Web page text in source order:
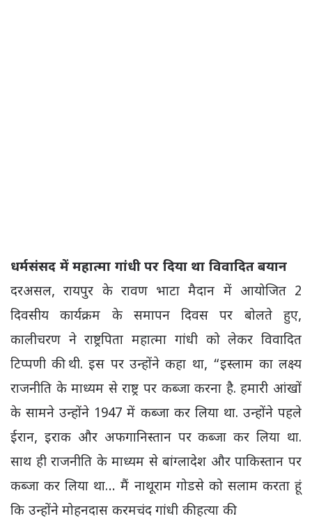
धर्मसंसद में महात्मा गांधी पर दिया था विवादित बयान
दरअसल, रायपुर के रावण भाटा मैदान में आयोजित 2
दिवसीय कार्यक्रम के समापन दिवस पर बोलते हुए,
कालीचरण ने राष्ट्रपिता महात्मा गांधी को लेकर विवादित
टिप्पणी की थी. इस पर उन्होंने कहा था, “इस्लाम का लक्ष्य
राजनीति के माध्यम से राष्ट्र पर कब्जा करना है. हमारी आंखों
के सामने उन्होंने 1947 में कब्जा कर लिया था. उन्होंने पहले
ईरान, इराक और अफगानिस्तान पर कब्जा कर लिया था.
साथ ही राजनीति के माध्यम से बांग्लादेश और पाकिस्तान पर
कब्जा कर लिया था… मैं नाथूराम गोडसे को सलाम करता हूं
कि उन्होंने मोहनदास करमचंद गांधी की हत्या की.